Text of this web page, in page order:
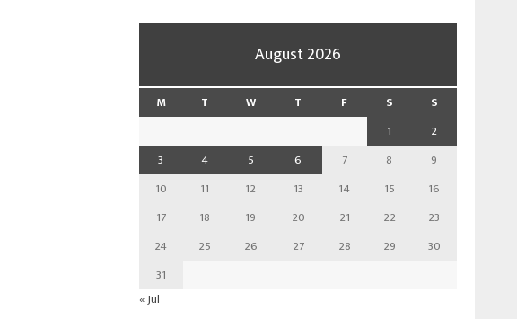
August 2026
M T W T F S
S
1
2
3
4 5 6 7 8
9
10
11 12 13 14 15
16
17
18 19 20 21 22
23
24
25 26 27 28 29
30
31
« Jul